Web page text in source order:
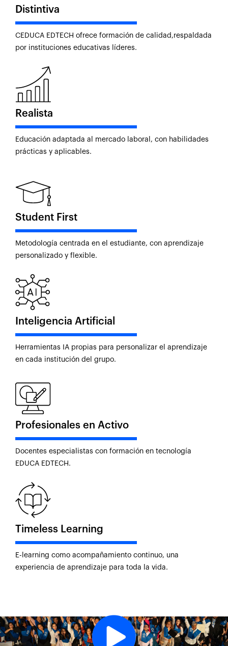
Distintiva
CEDUCA EDTECH ofrece formación de calidad,respaldada
por instituciones educativas líderes.
Realista
Educación adaptada al mercado laboral, con habilidades
prácticas y aplicables.
Student First
Metodología centrada en el estudiante, con aprendizaje
personalizado y flexible.
Inteligencia Artificial
Herramientas IA propias para personalizar el aprendizaje
en cada institución del grupo.
Profesionales en Activo
Docentes especialistas con formación en tecnología
EDUCA EDTECH.
Timeless Learning
E-learning como acompañamiento continuo, una
experiencia de aprendizaje para toda la vida.